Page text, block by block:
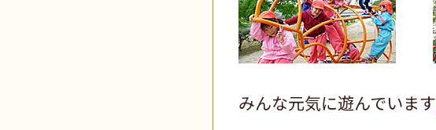
みんな元気に遊んでいます